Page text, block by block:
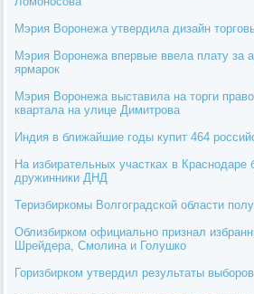
Мэрия Воронежа утвердила дизайн
Мэрия Воронежа впервые ввела плату за
ярмарок
Мэрия Воронежа выставила на торги право
квартала на улице Димитрова
Индия в ближайшие годы купит 464
На избирательных участках в Краснодаре
дружинники ДНД
Теризбиркомы Волгоградской области
Облизбирком официально признал
Шрейдера, Смолина и Голушко
Горизбирком утвердил результаты